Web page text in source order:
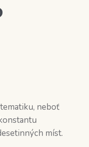
neboť
míst.